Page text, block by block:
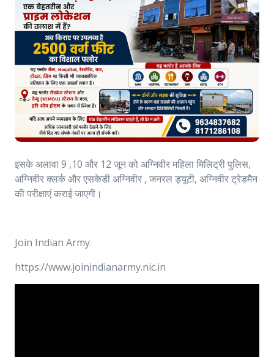
इसके अलावा 9 ,10 और 12 जून को अग्निवीर महिला मिलिट्री पुलिस,
अग्निवीर क्लर्क और एसकेडी अग्निवीर , जनरल ड्यूटी, अग्निवीर ट्रेडमैन
की परीक्षाएं कराई जाएगी।
Join Indian Army.
https://www.joinindianarmy.nic.in